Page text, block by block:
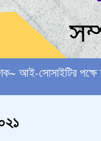
আই-সোসাইটির